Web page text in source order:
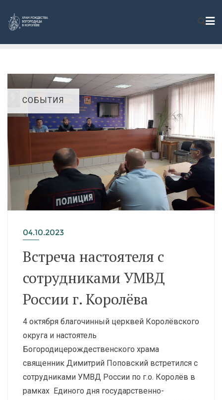
СОБЫТИЯ
04.10.2023
Встреча настоятеля с
сотрудниками УМВД
России г. Королёва
4 октября благочинный церквей Королёвского
округа и настоятель
Богородицерождественского храма
священник Димитрий Поповский встретился с
сотрудниками УМВД России по г.о. Королёв в
рамках Единого дня государственно-